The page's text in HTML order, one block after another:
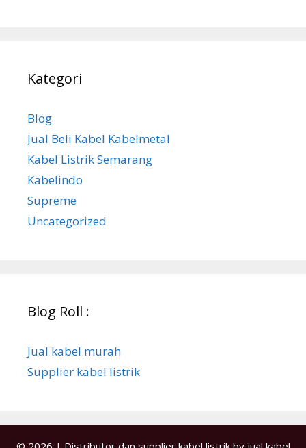
Kategori
Blog
Jual Beli Kabel Kabelmetal
Kabel Listrik Semarang
Kabelindo
Supreme
Uncategorized
Blog Roll :
Jual kabel murah
Supplier kabel listrik